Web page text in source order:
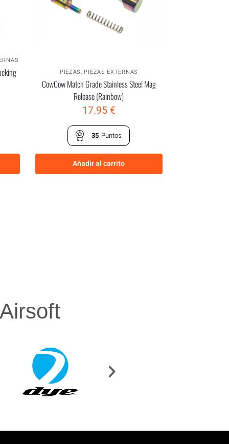
PIEZAS, PIEZAS EXTERNAS
CowCow Match Grade Stainless Steel Mag
Release (Rainbow)
17.95 €
35 Puntos
Añadir al carrito